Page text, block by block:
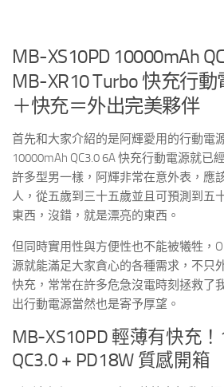
MB-XS10PD 10000mAh
MB-XR10 Turbo 快充行
＋快充＝外出完美夥伴
首先和大家介紹的是阿輝愛用的行動電
10000mAh QC3.0 6A 快充行動電源就已
許多型男一樣，阿輝非常在意外表，應
人，從五歲到三十五歲並且可預測到五
東西，沒錯，就是漂亮的東西。
但同時實用性與方便性也不能被犧牲，
源就能滿足大家貪心的各種需求，不只
快充，常常在許多危急沒電時刻拯救了
出行動電源當然也是寄予厚望。
MB-XS10PD 輕薄有快充
QC3.0 + PD18W 質感開箱